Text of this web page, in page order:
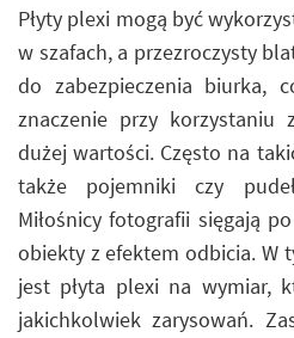
Płyty plexi mogą być
w szafach, a przezroczysty
do zabezpieczenia biurka,
znaczenie przy korzystaniu
dużej wartości. Często na
także pojemniki czy
Miłośnicy fotografii sięgają
obiekty z efektem odbicia. W
jest płyta plexi na wymiar,
jakichkolwiek zarysowań.